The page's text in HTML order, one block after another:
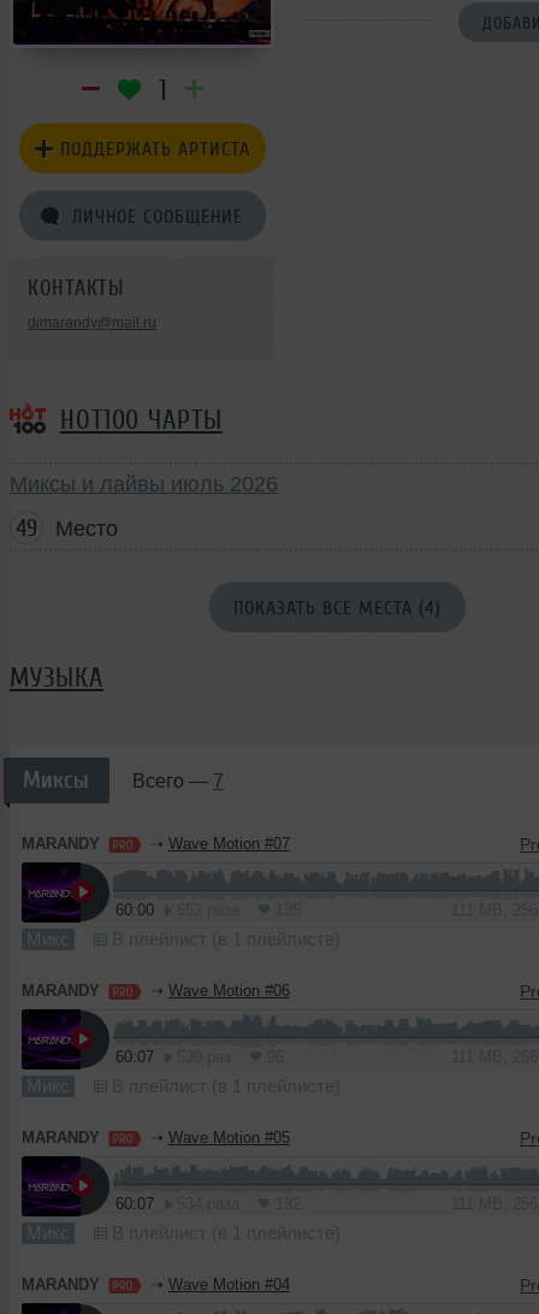
1
ПОДДЕРЖАТЬ АРТИСТА
ЛИЧНОЕ СООБЩЕНИЕ
КОНТАКТЫ
djmarandy@mail.ru
HOT100 ЧАРТЫ
Миксы и лайвы июль 2026
49 Место
ПОКАЗАТЬ ВСЕ МЕСТА (4)
МУЗЫКА
Миксы Всего — 7
MARANDY ➝ Wave Motion #07
60:00
Микс В плейлист (в 1 плейлисте)
MARANDY ➝ Wave Motion #06
60:07
Микс В плейлист (в 1 плейлисте)
MARANDY ➝ Wave Motion #05
60:07
Микс В плейлист (в 1 плейлисте)
MARANDY ➝ Wave Motion #04